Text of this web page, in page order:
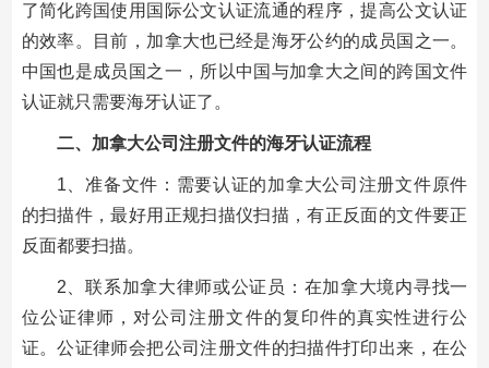
了简化跨国使用国际公文认证流通的程序，提高公文认证
的效率。目前，加拿大也已经是海牙公约的成员国之一。
中国也是成员国之一，所以中国与加拿大之间的跨国文件
认证就只需要海牙认证了。
二、加拿大公司注册文件的海牙认证流程
1、准备文件：需要认证的加拿大公司注册文件原件
的扫描件，最好用正规扫描仪扫描，有正反面的文件要正
反面都要扫描。
2、联系加拿大律师或公证员：在加拿大境内寻找一
位公证律师，对公司注册文件的复印件的真实性进行公
证。公证律师会把公司注册文件的扫描件打印出来，在公